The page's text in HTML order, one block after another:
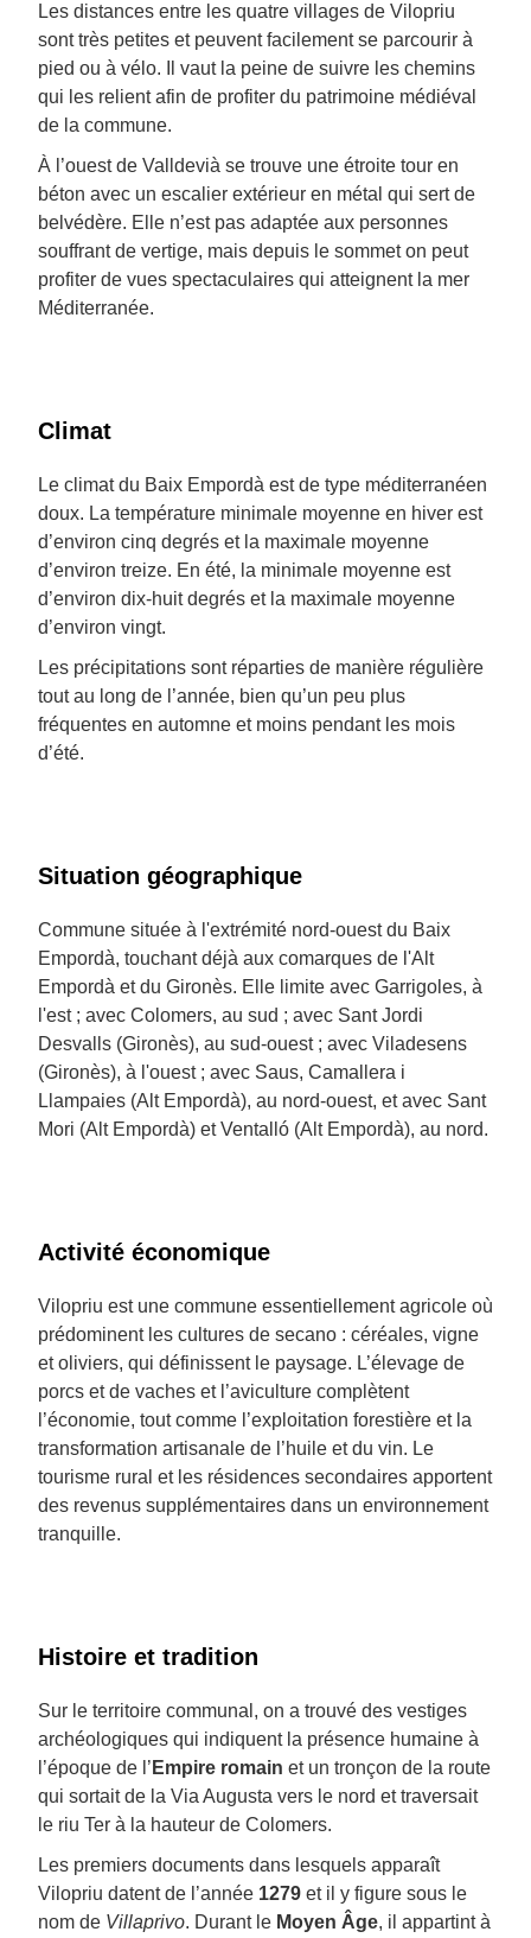
Les distances entre les quatre villages de Vilopriu
sont très petites et peuvent facilement se parcourir à
pied ou à vélo. Il vaut la peine de suivre les chemins
qui les relient afin de profiter du patrimoine médiéval
de la commune.
À l’ouest de Valldevià se trouve une étroite tour en
béton avec un escalier extérieur en métal qui sert de
belvédère. Elle n’est pas adaptée aux personnes
souffrant de vertige, mais depuis le sommet on peut
profiter de vues spectaculaires qui atteignent la mer
Méditerranée.
Climat
Le climat du Baix Empordà est de type méditerranéen
doux. La température minimale moyenne en hiver est
d’environ cinq degrés et la maximale moyenne
d’environ treize. En été, la minimale moyenne est
d’environ dix-huit degrés et la maximale moyenne
d’environ vingt.
Les précipitations sont réparties de manière régulière
tout au long de l’année, bien qu’un peu plus
fréquentes en automne et moins pendant les mois
d’été.
Situation géographique
Commune située à l'extrémité nord-ouest du Baix
Empordà, touchant déjà aux comarques de l'Alt
Empordà et du Gironès. Elle limite avec Garrigoles, à
l'est ; avec Colomers, au sud ; avec Sant Jordi
Desvalls (Gironès), au sud-ouest ; avec Viladesens
(Gironès), à l'ouest ; avec Saus, Camallera i
Llampaies (Alt Empordà), au nord-ouest, et avec Sant
Mori (Alt Empordà) et Ventalló (Alt Empordà), au nord.
Activité économique
Vilopriu est une commune essentiellement agricole où
prédominent les cultures de secano : céréales, vigne
et oliviers, qui définissent le paysage. L’élevage de
porcs et de vaches et l’aviculture complètent
l’économie, tout comme l’exploitation forestière et la
transformation artisanale de l’huile et du vin. Le
tourisme rural et les résidences secondaires apportent
des revenus supplémentaires dans un environnement
tranquille.
Histoire et tradition
Sur le territoire communal, on a trouvé des vestiges
archéologiques qui indiquent la présence humaine à
l’époque de l’ Empire romain et un tronçon de la route
qui sortait de la Via Augusta vers le nord et traversait
le riu Ter à la hauteur de Colomers.
Les premiers documents dans lesquels apparaît
Vilopriu datent de l’année 1279 et il y figure sous le
nom de Villaprivo. Durant le Moyen Âge, il appartint à